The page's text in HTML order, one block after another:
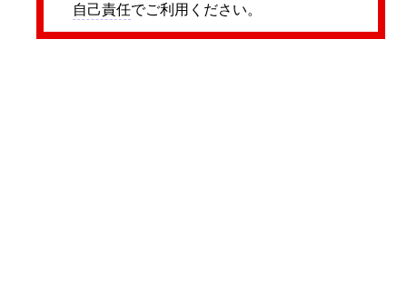
自己責任でご利用ください。